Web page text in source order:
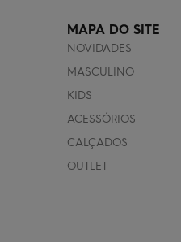
MAPA DO SITE
NOVIDADES
MASCULINO
KIDS
ACESSÓRIOS
CALÇADOS
OUTLET